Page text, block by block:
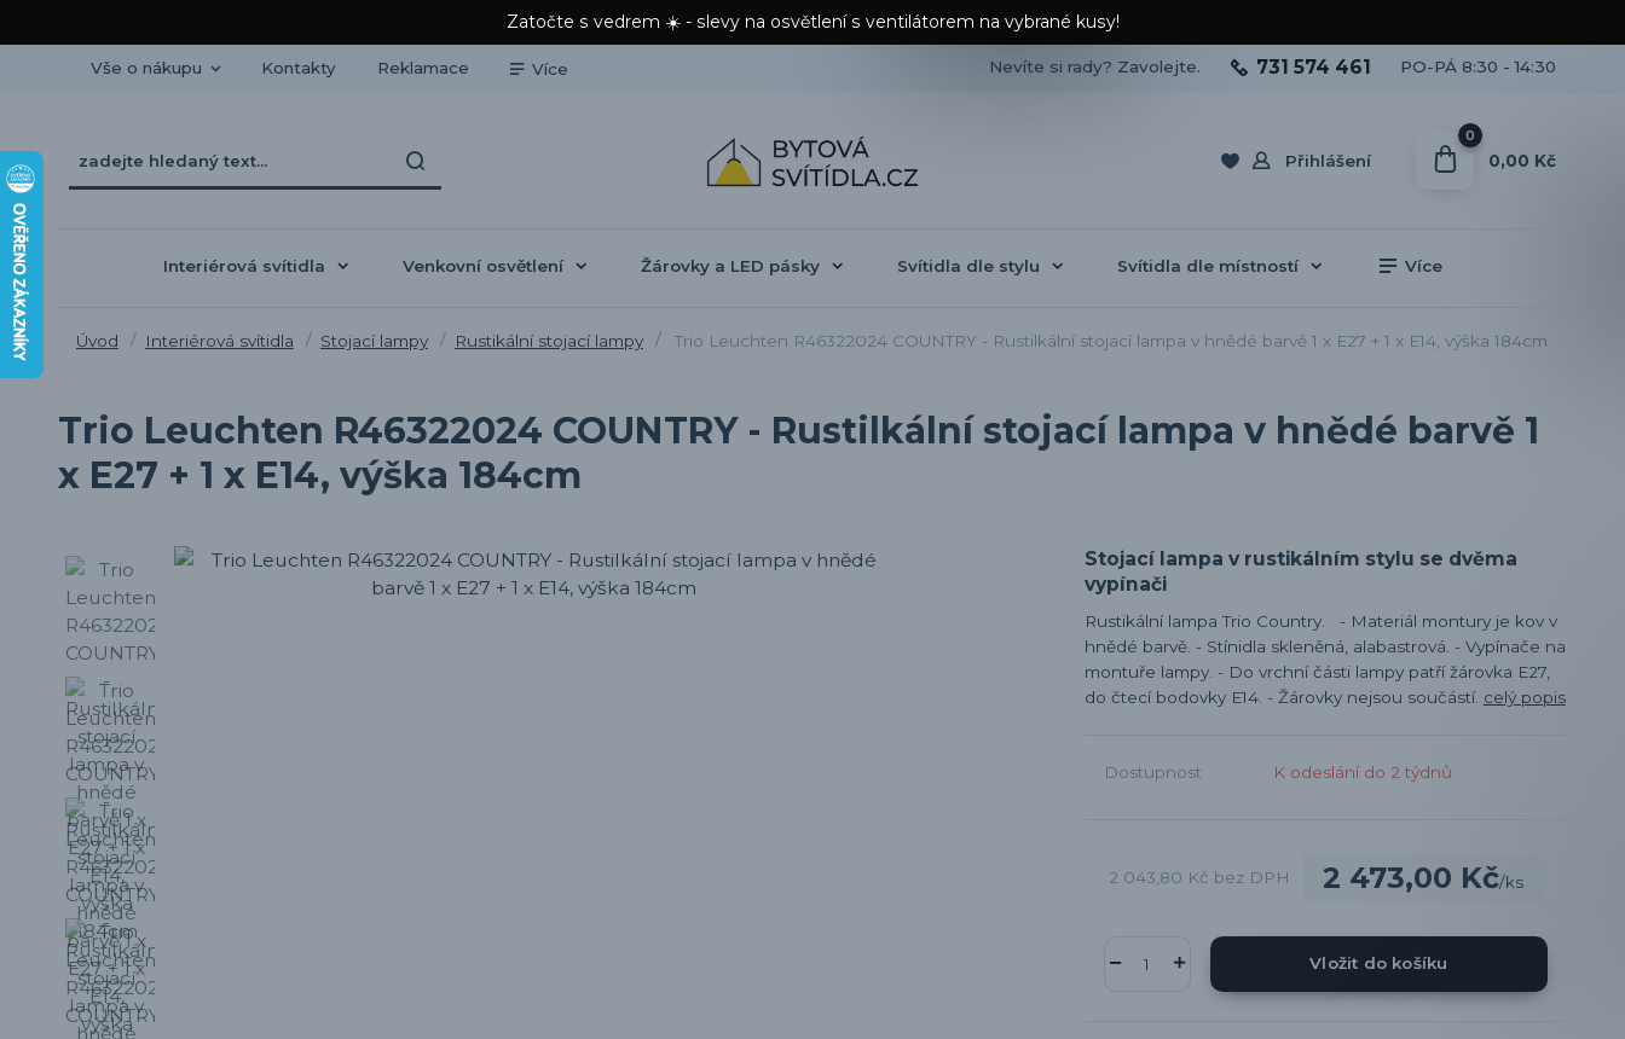
Zatočte s vedrem ☀️ - slevy na osvětlení s ventilátorem na vybrané kusy!
Vše o nákupu Kontakty Reklamace Více
Přihlášení
Nevíte si rady? Zavolejte. 731 574 461 PO-PÁ 8:30 - 14:30
0
0,00 Kč
Interiérová svítidla Venkovní osvětlení Žárovky a LED pásky Svítidla dle stylu Svítidla dle místností Více
Úvod Interiérová svítidla Stojací lampy Rustikální stojací lampy Trio Leuchten R46322024 COUNTRY - Rustilkální stojací lampa v hnědé barvě 1 x E27 + 1 x E14, výška 184cm
Trio Leuchten R46322024 COUNTRY - Rustilkální stojací lampa v hnědé barvě 1
x E27 + 1 x E14, výška 184cm
Stojací lampa v rustikálním stylu se dvěma
vypínači
Rustikální lampa Trio Country. - Materiál montury je kov v
hnědé barvě. - Stínidla skleněná, alabastrová. - Vypínače na
montuře lampy. - Do vrchní části lampy patří žárovka E27,
do čtecí bodovky E14. - Žárovky nejsou součástí. celý popis
Dostupnost K odeslání do 2 týdnů
2 473,00 Kč/ks
2 043,80 Kč bez DPH
Vložit do košíku